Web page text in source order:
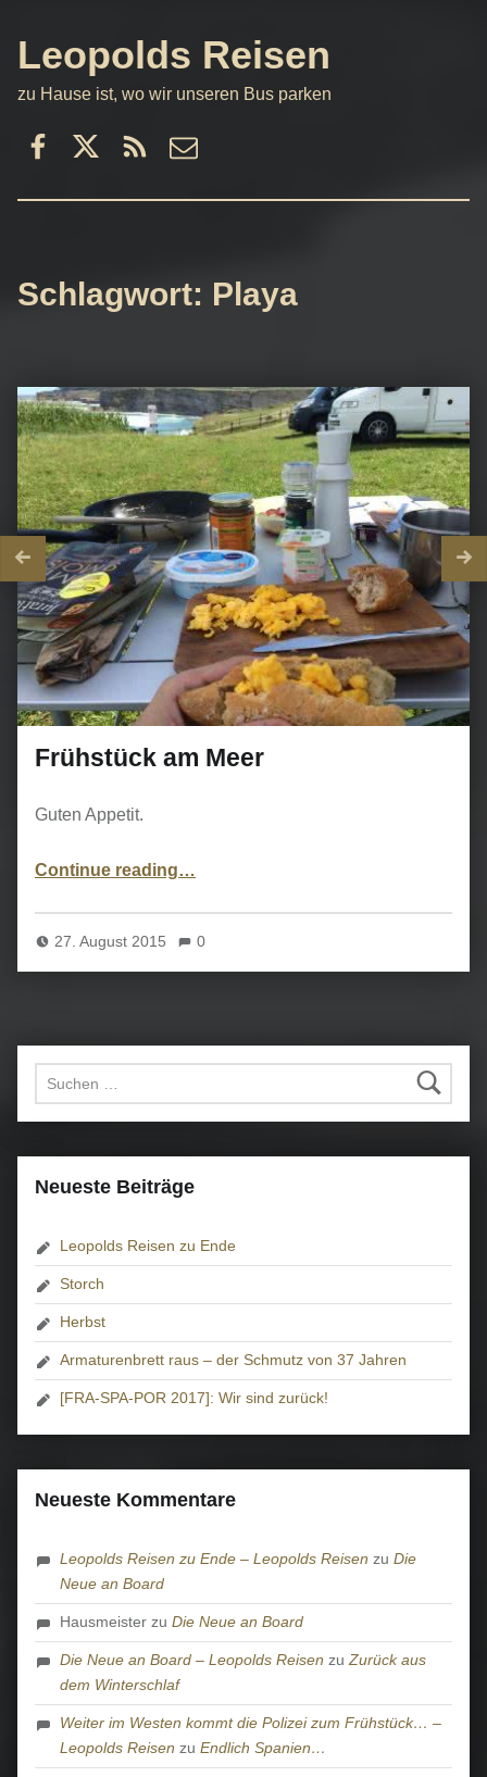
Leopolds Reisen
zu Hause ist, wo wir unseren Bus parken
Schlagwort: Playa
Frühstück am Meer
Guten Appetit.
Continue reading…
27. August 2015 0
Suchen nach:
Neueste Beiträge
Leopolds Reisen zu Ende
Storch
Herbst
Armaturenbrett raus – der Schmutz von 37 Jahren
[FRA-SPA-POR 2017]: Wir sind zurück!
Neueste Kommentare
Leopolds Reisen zu Ende – Leopolds Reisen zuDie
Neue an Board
Hausmeister zuDie Neue an Board
Die Neue an Board – Leopolds Reisen zuZurück aus
dem Winterschlaf
Weiter im Westen kommt die Polizei zum Frühstück… –
Leopolds Reisen zuEndlich Spanien…